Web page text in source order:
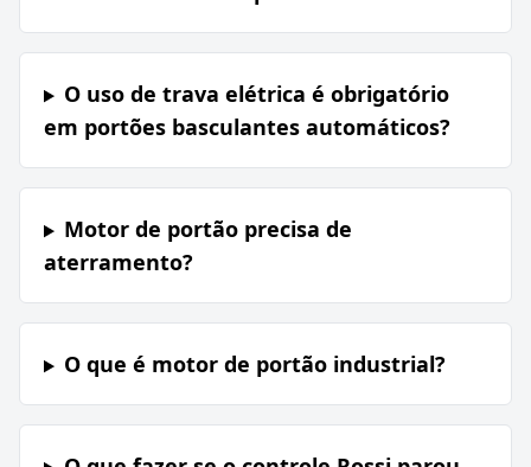
O uso de trava elétrica é obrigatório
em portões basculantes automáticos?
Motor de portão precisa de
aterramento?
O que é motor de portão industrial?